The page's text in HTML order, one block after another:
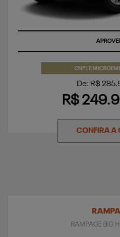
CNPJ E
De: R$
R$
CONFIRA A
RAMPAGE BIG